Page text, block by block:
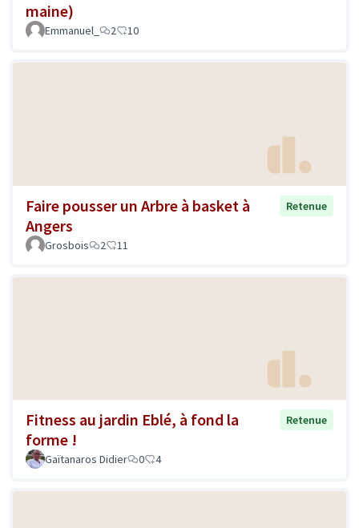
maine)
Emmanuel_ 2 10
Faire pousser un Arbre à basket à
Angers
Retenue
Grosbois 2 11
Fitness au jardin Eblé, à fond la
forme !
Retenue
Gaïtanaros Didier 0 4